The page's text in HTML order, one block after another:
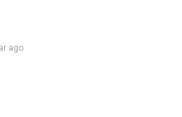
ago